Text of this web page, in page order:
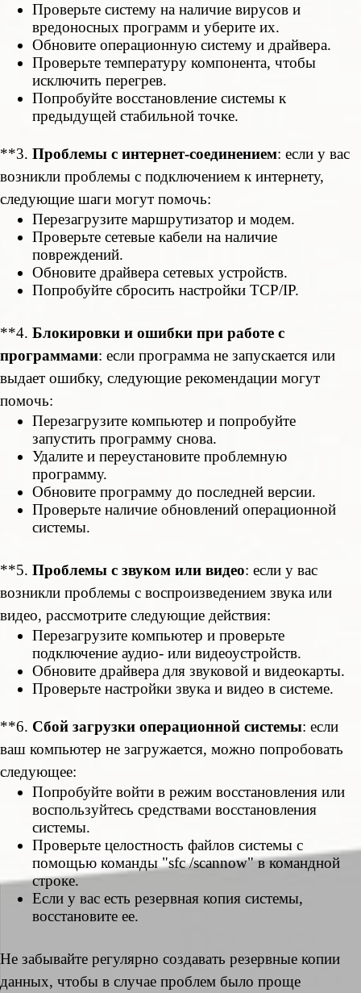
Проверьте систему на наличие вирусов и
вредоносных программ и уберите их.
Обновите операционную систему и драйвера.
Проверьте температуру компонента, чтобы
исключить перегрев.
Попробуйте восстановление системы к
предыдущей стабильной точке.
**3. Проблемы с интернет-соединением: если у вас
возникли проблемы с подключением к интернету,
следующие шаги могут помочь:
Перезагрузите маршрутизатор и модем.
Проверьте сетевые кабели на наличие
повреждений.
Обновите драйвера сетевых устройств.
Попробуйте сбросить настройки TCP/IP.
**4. Блокировки и ошибки при работе с
программами: если программа не запускается или
выдает ошибку, следующие рекомендации могут
помочь:
Перезагрузите компьютер и попробуйте
запустить программу снова.
Удалите и переустановите проблемную
программу.
Обновите программу до последней версии.
Проверьте наличие обновлений операционной
системы.
**5. Проблемы с звуком или видео: если у вас
возникли проблемы с воспроизведением звука или
видео, рассмотрите следующие действия:
Перезагрузите компьютер и проверьте
подключение аудио- или видеоустройств.
Обновите драйвера для звуковой и видеокарты.
Проверьте настройки звука и видео в системе.
**6. Сбой загрузки операционной системы: если
ваш компьютер не загружается, можно попробовать
следующее:
Попробуйте войти в режим восстановления или
воспользуйтесь средствами восстановления
системы.
Проверьте целостность файлов системы с
помощью команды "sfc /scannow" в командной
строке.
Если у вас есть резервная копия системы,
восстановите ее.
Не забывайте регулярно создавать резервные копии
данных, чтобы в случае проблем было проще